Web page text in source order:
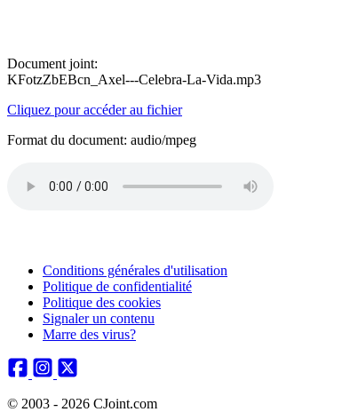
Document joint:
KFotzZbEBcn_Axel---Celebra-La-Vida.mp3
Cliquez pour accéder au fichier
Format du document: audio/mpeg
Conditions générales d'utilisation
Politique de confidentialité
Politique des cookies
Signaler un contenu
Marre des virus?
© 2003 - 2026 CJoint.com